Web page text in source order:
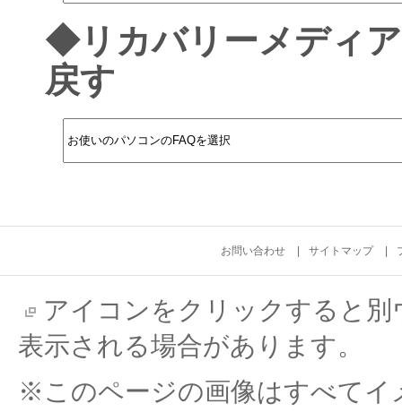
◆リカバリーメディ
戻す
お問い合わせ サイトマップ
アイコンをクリックすると
表示される場合があります。
※このページの画像はすべてイ